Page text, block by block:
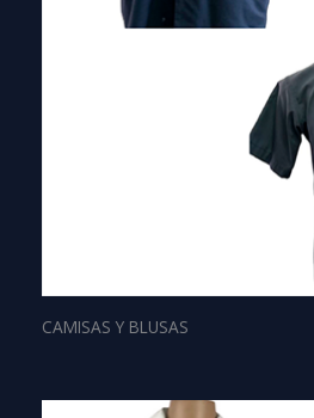
CAMISAS Y BLUSAS